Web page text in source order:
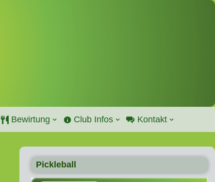
Bewirtung Club Infos Kontakt
Pickleball